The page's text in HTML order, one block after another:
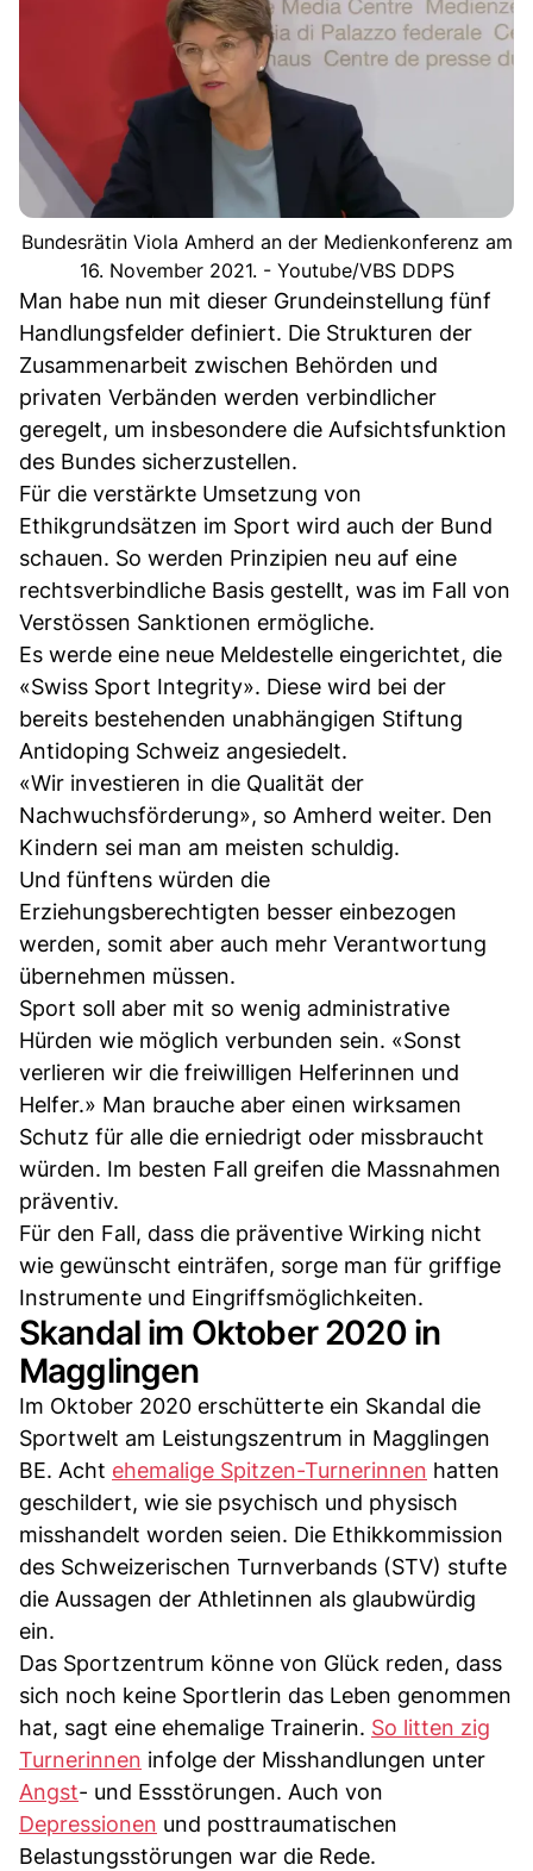
Bundesrätin Viola Amherd an der Medienkonferenz am
16. November 2021. - Youtube/VBS DDPS
Man habe nun mit dieser Grundeinstellung fünf
Handlungsfelder definiert. Die Strukturen der
Zusammenarbeit zwischen Behörden und
privaten Verbänden werden verbindlicher
geregelt, um insbesondere die Aufsichtsfunktion
des Bundes sicherzustellen.
Für die verstärkte Umsetzung von
Ethikgrundsätzen im Sport wird auch der Bund
schauen. So werden Prinzipien neu auf eine
rechtsverbindliche Basis gestellt, was im Fall von
Verstössen Sanktionen ermögliche.
Es werde eine neue Meldestelle eingerichtet, die
«Swiss Sport Integrity». Diese wird bei der
bereits bestehenden unabhängigen Stiftung
Antidoping Schweiz angesiedelt.
«Wir investieren in die Qualität der
Nachwuchsförderung», so Amherd weiter. Den
Kindern sei man am meisten schuldig.
Und fünftens würden die
Erziehungsberechtigten besser einbezogen
werden, somit aber auch mehr Verantwortung
übernehmen müssen.
Sport soll aber mit so wenig administrative
Hürden wie möglich verbunden sein. «Sonst
verlieren wir die freiwilligen Helferinnen und
Helfer.» Man brauche aber einen wirksamen
Schutz für alle die erniedrigt oder missbraucht
würden. Im besten Fall greifen die Massnahmen
präventiv.
Für den Fall, dass die präventive Wirking nicht
wie gewünscht einträfen, sorge man für griffige
Instrumente und Eingriffsmöglichkeiten.
Skandal im Oktober 2020 in
Magglingen
Im Oktober 2020 erschütterte ein Skandal die
Sportwelt am Leistungszentrum in Magglingen
BE. Acht ehemalige Spitzen-Turnerinnen hatten
geschildert, wie sie psychisch und physisch
misshandelt worden seien. Die Ethikkommission
des Schweizerischen Turnverbands (STV) stufte
die Aussagen der Athletinnen als glaubwürdig
ein.
Das Sportzentrum könne von Glück reden, dass
sich noch keine Sportlerin das Leben genommen
hat, sagt eine ehemalige Trainerin. So litten zig
Turnerinnen infolge der Misshandlungen unter
Angst- und Essstörungen. Auch von
Depressionen und posttraumatischen
Belastungsstörungen war die Rede.